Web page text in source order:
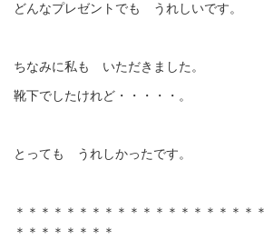
どんなプレゼントでも うれしいです。
ちなみに私も いただきました。
靴下でしたけれど・・・・・。
とっても うれしかったです。
＊＊＊＊＊＊＊＊＊＊＊＊＊＊＊＊＊＊＊
＊＊＊＊＊＊＊＊